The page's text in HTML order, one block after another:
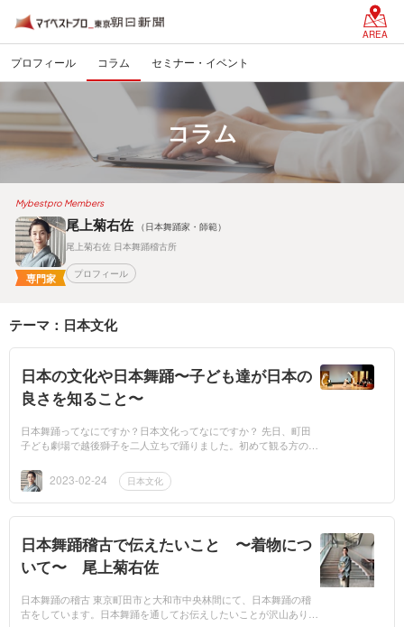
AREA
プロフィール コラム セミナー・イベント
コラム
Mybestpro Members
専門家
尾上菊右佐
（日本舞踊家・師範）
尾上菊右佐 日本舞踊稽古所
プロフィール
テーマ：日本文化
日本の文化や日本舞踊〜子ども達が日本の
良さを知ること〜
日本舞踊ってなにですか？日本文化ってなにですか？ 先日、町田
子ども劇場で越後獅子を二人立ちで踊りました。初めて観る方のた
した。 初...2023-02-24 日本文化
日本舞踊稽古で伝えたいこと 〜着物につ
いて〜 尾上菊右佐
日本舞踊の稽古 東京町田市と大和市中央林間にて、日本舞踊の稽
古をしています。日本舞踊を通してお伝えしたいことが沢山ありま